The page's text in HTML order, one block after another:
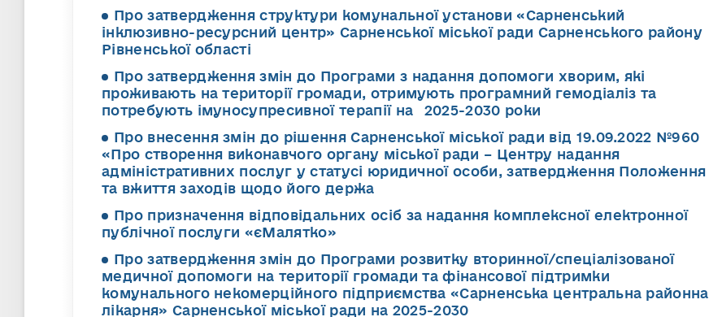
Про затвердження структури комунальної установи «Сарненський
інклюзивно-ресурсний центр» Сарненської міської ради Сарненського району
Рівненської області
Про затвердження змін до Програми з надання допомоги хворим, які
проживають на території громади, отримують програмний гемодіаліз та
потребують імуносупресивної терапії на 2025-2030 роки
Про внесення змін до рішення Сарненської міської ради від 19.09.2022 №960
«Про створення виконавчого органу міської ради – Центру надання
адміністративних послуг у статусі юридичної особи, затвердження Положення
та вжиття заходів щодо його держа
Про призначення відповідальних осіб за надання комплексної електронної
публічної послуги «єМалятко»
Про затвердження змін до Програми розвитку вторинної/спеціалізованої
медичної допомоги на території громади та фінансової підтримки
комунального некомерційного підприємства «Сарненська центральна районна
лікарня» Сарненської міської ради на 2025-2030